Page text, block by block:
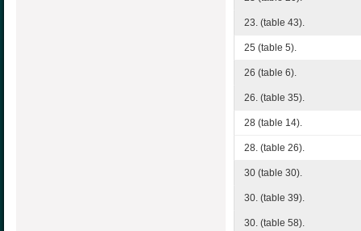
23. (table 43).
25 (table 5).
26 (table 6).
26. (table 35).
28 (table 14).
28. (table 26).
30 (table 30).
30. (table 39).
30. (table 58).